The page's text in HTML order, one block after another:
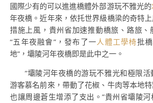
國際少有的可以進進橋體外部游玩不雅光的
年夜橋。近年來，依托世界級橋梁的奇特
措施上風，貴州省加速推動橋旅、路旅、
“五年夜融會”，發布了一人體工學椅批
地”，壩陵河年夜橋即是此中之一。
“壩陵河年夜橋的游玩不雅光和極限
游客慕名前來，帶動了花椒、牛肉等本地特
也讓周邊蒼生增添了支出。”貴州省壩陵